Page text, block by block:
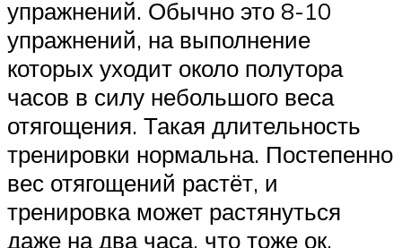
упражнений. Обычно это 8-10
упражнений, на выполнение
которых уходит около полутора
часов в силу небольшого веса
отягощения. Такая длительность
тренировки нормальна. Постепенно
вес отягощений растёт, и
тренировка может растянуться
даже на два часа, что тоже ок.